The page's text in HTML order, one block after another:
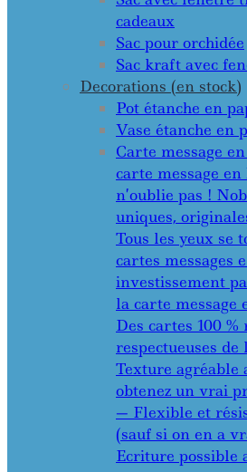
cadeaux
Sac pour orchidée
Sac kraft avec
Decorations (en stock)
Pot étanche en
Vase étanche en
Carte message
carte message en
n’oublie pas !
uniques,
Tous les yeux se
cartes messages
investissement
la carte
Des cartes 100
respectueuses
Texture agréable
obtenez un vrai
— Flexible et
(sauf si on en a
Ecriture possible